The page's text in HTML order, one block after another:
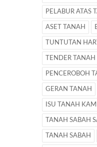
PELABUR ATAS
ASET TANAH
TUNTUTAN
TENDER TANAH
PENCEROBOH
GERAN TANAH
ISU TANAH
TANAH SABAH
TANAH SABAH